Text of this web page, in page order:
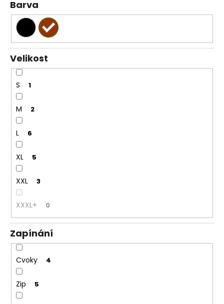
Barva
Velikost
S 1
M 2
L 6
XL 5
XXL 3
XXXL+ 0
Zapínání
Cvoky 4
Zip 5